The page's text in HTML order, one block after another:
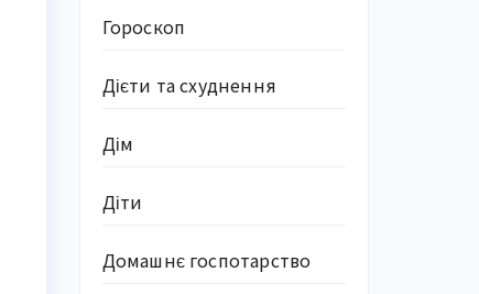
Гороскоп
Дієти та схуднення
Дім
Діти
Домашнє госпотарство